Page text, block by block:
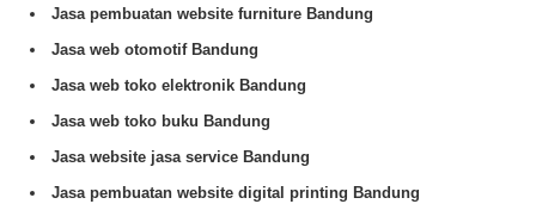
Jasa pembuatan website furniture Bandung
Jasa web otomotif Bandung
Jasa web toko elektronik Bandung
Jasa web toko buku Bandung
Jasa website jasa service Bandung
Jasa pembuatan website digital printing Bandung